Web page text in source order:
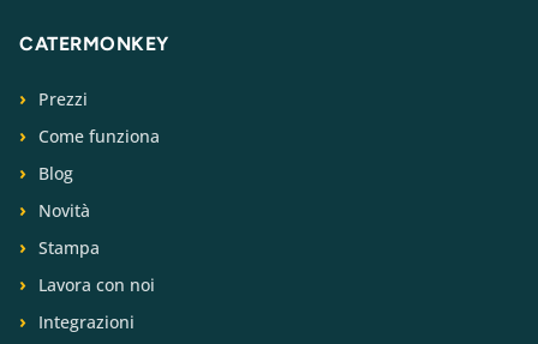
CATERMONKEY
Prezzi
Come funziona
Blog
Novità
Stampa
Lavora con noi
Integrazioni